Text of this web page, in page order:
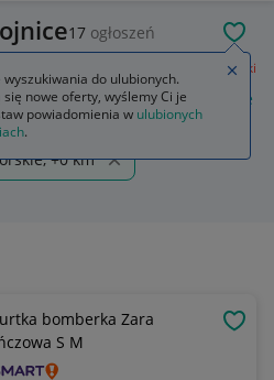
17 ogłoszeń
Kurtki
kurtki dżinsowe damskie
+0 km
bomberka Zara
S M
wyszukiwania do ulubionych.
nowe oferty, wyślemy Ci je
powiadomienia w ulubionych
.